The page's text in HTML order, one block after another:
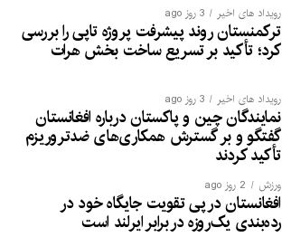
رویداد های اخیر 3 روز ago
ترکمنستان روند پیشرفت پروژه تاپی را بررسی
کرد؛ تأکید بر تسریع ساخت بخش هرات
رویداد های اخیر 3 روز ago
نمایندگان چین و پاکستان درباره افغانستان
گفتگو و بر گسترش همکاری‌های ضدتروریزم
تأکید کردند
ورزش 2 روز ago
افغانستان در پی تقویت جایگاه خود در
رده‌بندی یک‌روزه در برابر ایرلند است